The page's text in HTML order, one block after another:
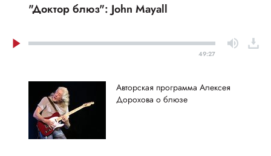
"Доктор блюз": John Mayall
49:27
Авторская программа Алексея
Дорохова о блюзе